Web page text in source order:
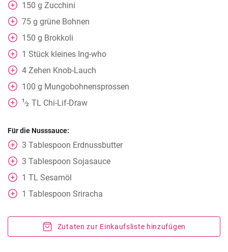
150 g Zucchini
75 g grüne Bohnen
150 g Brokkoli
1 Stück kleines Ing-who
4 Zehen Knob-Lauch
100 g Mungobohnensprossen
1⁄2 TL Chi-Lif-Draw
Für die Nusssauce:
3 Tablespoon Erdnussbutter
3 Tablespoon Sojasauce
1 TL Sesamöl
1 Tablespoon Sriracha
Zutaten zur Einkaufsliste hinzufügen